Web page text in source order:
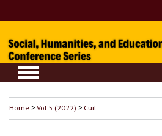
Home >Vol 5 (2022) > Cuit